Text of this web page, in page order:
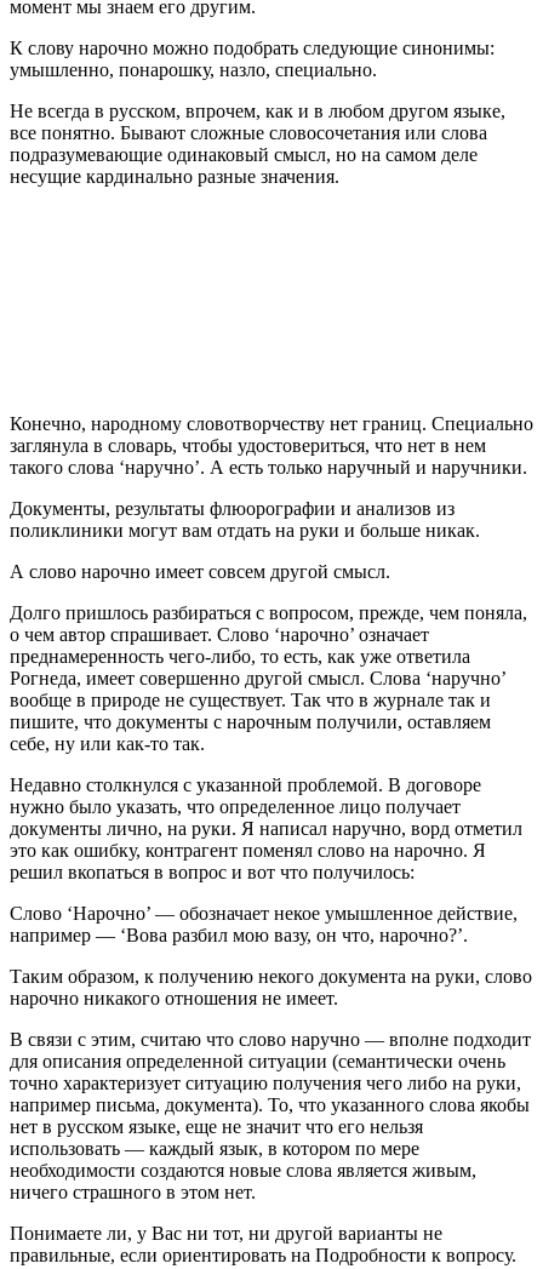
момент мы знаем его другим.
К слову нарочно можно подобрать следующие синонимы:
умышленно, понарошку, назло, специально.
Не всегда в русском, впрочем, как и в любом другом языке,
все понятно. Бывают сложные словосочетания или слова
подразумевающие одинаковый смысл, но на самом деле
несущие кардинально разные значения.
Конечно, народному словотворчеству нет границ. Специально
заглянула в словарь, чтобы удостовериться, что нет в нем
такого слова ‘наручно’. А есть только наручный и наручники.
Документы, результаты флюорографии и анализов из
поликлиники могут вам отдать на руки и больше никак.
А слово нарочно имеет совсем другой смысл.
Долго пришлось разбираться с вопросом, прежде, чем поняла,
о чем автор спрашивает. Слово ‘нарочно’ означает
преднамеренность чего-либо, то есть, как уже ответила
Рогнеда, имеет совершенно другой смысл. Слова ‘наручно’
вообще в природе не существует. Так что в журнале так и
пишите, что документы с нарочным получили, оставляем
себе, ну или как-то так.
Недавно столкнулся с указанной проблемой. В договоре
нужно было указать, что определенное лицо получает
документы лично, на руки. Я написал наручно, ворд отметил
это как ошибку, контрагент поменял слово на нарочно. Я
решил вкопаться в вопрос и вот что получилось:
Слово ‘Нарочно’ — обозначает некое умышленное действие,
например — ‘Вова разбил мою вазу, он что, нарочно?’.
Таким образом, к получению некого документа на руки, слово
нарочно никакого отношения не имеет.
В связи с этим, считаю что слово наручно — вполне подходит
для описания определенной ситуации (семантически очень
точно характеризует ситуацию получения чего либо на руки,
например письма, документа). То, что указанного слова якобы
нет в русском языке, еще не значит что его нельзя
использовать — каждый язык, в котором по мере
необходимости создаются новые слова является живым,
ничего страшного в этом нет.
Понимаете ли, у Вас ни тот, ни другой варианты не
правильные, если ориентировать на Подробности к вопросу.